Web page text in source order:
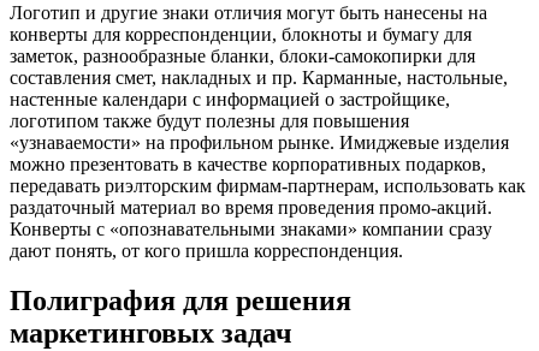
Логотип и другие знаки отличия могут быть нанесены на
конверты для корреспонденции, блокноты и бумагу для
заметок, разнообразные бланки, блоки-самокопирки для
составления смет, накладных и пр. Карманные, настольные,
настенные календари с информацией о застройщике,
логотипом также будут полезны для повышения
«узнаваемости» на профильном рынке. Имиджевые изделия
можно презентовать в качестве корпоративных подарков,
передавать риэлторским фирмам-партнерам, использовать как
раздаточный материал во время проведения промо-акций.
Конверты с «опознавательными знаками» компании сразу
дают понять, от кого пришла корреспонденция.
Полиграфия для решения
маркетинговых задач